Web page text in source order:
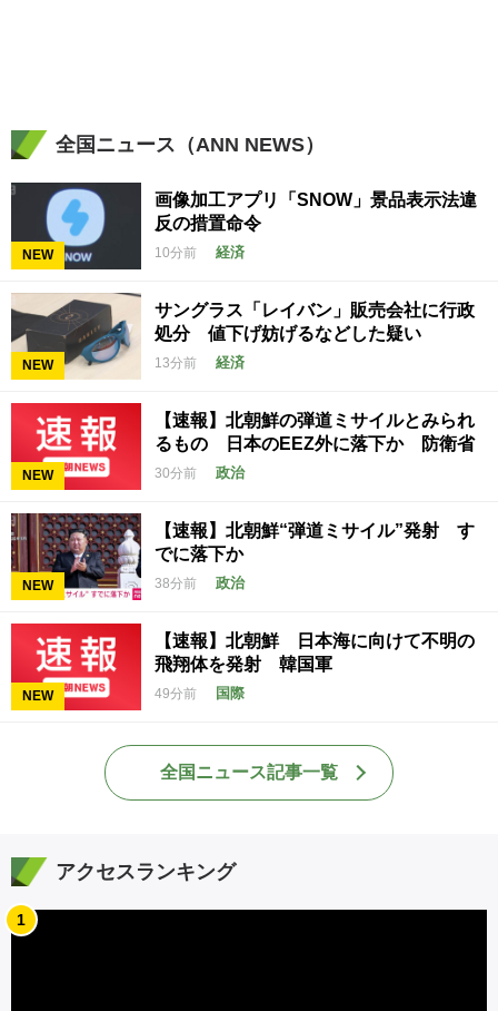
全国ニュース（ANN NEWS）
NEW
画像加工アプリ「SNOW」景品表示法違
反の措置命令
10分前 経済
NEW
サングラス「レイバン」販売会社に行政
処分 値下げ妨げるなどした疑い
13分前 経済
NEW
【速報】北朝鮮の弾道ミサイルとみられ
るもの 日本のEEZ外に落下か 防衛省
30分前 政治
NEW
【速報】北朝鮮“弾道ミサイル”発射 す
でに落下か
38分前 政治
NEW
【速報】北朝鮮 日本海に向けて不明の
飛翔体を発射 韓国軍
49分前 国際
全国ニュース記事一覧
アクセスランキング
1